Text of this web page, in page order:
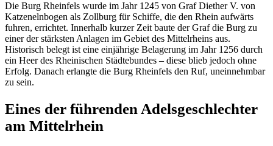
Die Burg Rheinfels wurde im Jahr 1245 von Graf Diether V. von
Katzenelnbogen als Zollburg für Schiffe, die den Rhein aufwärts
fuhren, errichtet. Innerhalb kurzer Zeit baute der Graf die Burg zu
einer der stärksten Anlagen im Gebiet des Mittelrheins aus.
Historisch belegt ist eine einjährige Belagerung im Jahr 1256 durch
ein Heer des Rheinischen Städtebundes – diese blieb jedoch ohne
Erfolg. Danach erlangte die Burg Rheinfels den Ruf, uneinnehmbar
zu sein.
Eines der führenden Adelsgeschlechter
am Mittelrhein